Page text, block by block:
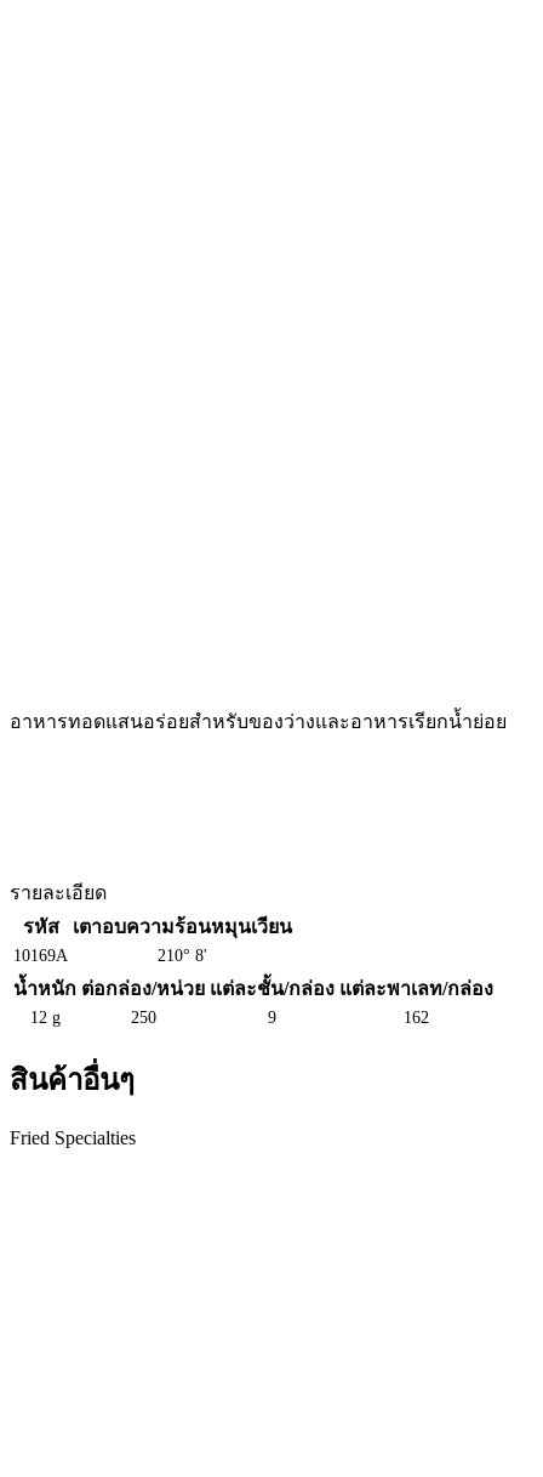
อาหารทอดแสนอร่อยสำหรับของว่างและอาหารเรียกน้ำย่อย
รายละเอียด
รหัส
เตาอบความร้อนหมุนเวียน
10169A 210° 8'
น้ำหนัก ต่อกล่อง/หน่วย แต่ละชั้น/กล่อง แต่ละพาเลท/กล่อง
12 g 250 9 162
สินค้าอื่นๆ
Fried Specialties